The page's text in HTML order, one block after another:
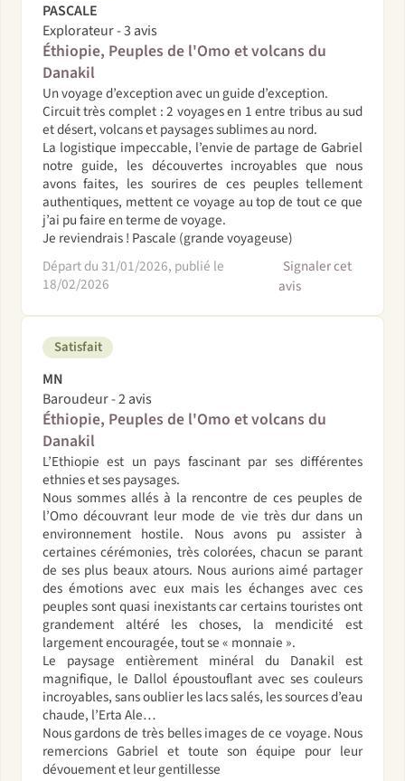
PASCALE
Explorateur - 3 avis
Éthiopie, Peuples de l'Omo et volcans du
Danakil
Un voyage d’exception avec un guide d’exception.
Circuit très complet : 2 voyages en 1 entre tribus au sud
et désert, volcans et paysages sublimes au nord.
La logistique impeccable, l’envie de partage de Gabriel
notre guide, les découvertes incroyables que nous
avons faites, les sourires de ces peuples tellement
authentiques, mettent ce voyage au top de tout ce que
j’ai pu faire en terme de voyage.
Je reviendrais ! Pascale (grande voyageuse)
Départ du 31/01/2026, publié le
18/02/2026
Signaler cet
avis
Satisfait
MN
Baroudeur - 2 avis
Éthiopie, Peuples de l'Omo et volcans du
Danakil
L’Ethiopie est un pays fascinant par ses différentes
ethnies et ses paysages.
Nous sommes allés à la rencontre de ces peuples de
l’Omo découvrant leur mode de vie très dur dans un
environnement hostile. Nous avons pu assister à
certaines cérémonies, très colorées, chacun se parant
de ses plus beaux atours. Nous aurions aimé partager
des émotions avec eux mais les échanges avec ces
peuples sont quasi inexistants car certains touristes ont
grandement altéré les choses, la mendicité est
largement encouragée, tout se « monnaie ».
Le paysage entièrement minéral du Danakil est
magnifique, le Dallol époustouflant avec ses couleurs
incroyables, sans oublier les lacs salés, les sources d’eau
chaude, l’Erta Ale…
Nous gardons de très belles images de ce voyage. Nous
remercions Gabriel et toute son équipe pour leur
dévouement et leur gentillesse